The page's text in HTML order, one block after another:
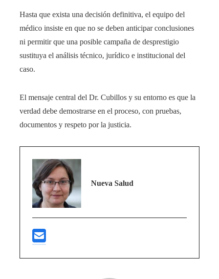
Hasta que exista una decisión definitiva, el equipo del
médico insiste en que no se deben anticipar conclusiones
ni permitir que una posible campaña de desprestigio
sustituya el análisis técnico, jurídico e institucional del
caso.
El mensaje central del Dr. Cubillos y su entorno es que la
verdad debe demostrarse en el proceso, con pruebas,
documentos y respeto por la justicia.
Nueva Salud